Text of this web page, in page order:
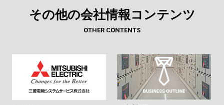
その他の会社情報コンテンツ
OTHER CONTENTS